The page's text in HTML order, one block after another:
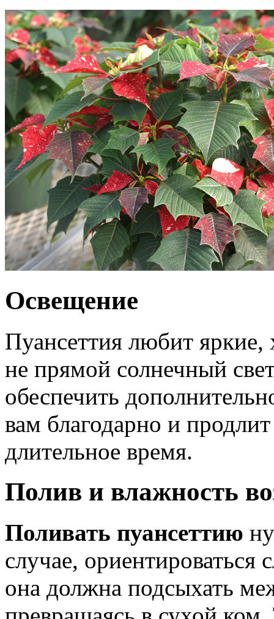
Освещение
Пуансеттия любит
не прямой солнечный
обеспечить
вам благодарно и
длительное время.
Полив и влажность
Поливать пуансеттию
случае,
она должна подсыхать